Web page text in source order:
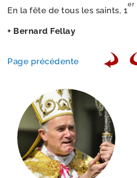
En la fête de tous les saints, 1
er
+ Bernard Fellay
Page pré­cé­dente